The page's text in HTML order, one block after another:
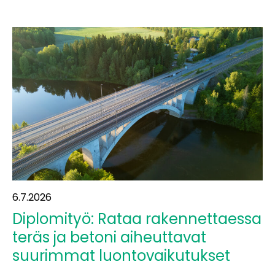
kartoitetaan
6.7.2026
Diplomityö: Rataa rakennettaessa
teräs ja betoni aiheuttavat
suurimmat luontovaikutukset